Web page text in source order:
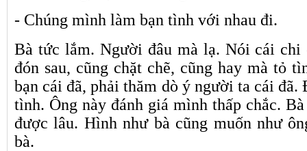
- Chúng mình làm bạn tình với nhau đi.
Bà tức lắm. Người đâu mà lạ. Nói cái chi
đón sau, cũng chặt chẽ, cũng hay mà tỏ
bạn cái đã, phải thăm dò ý người ta cái
tình. Ông này đánh giá mình thấp chắc.
được lâu. Hình như bà cũng muốn như
bà.